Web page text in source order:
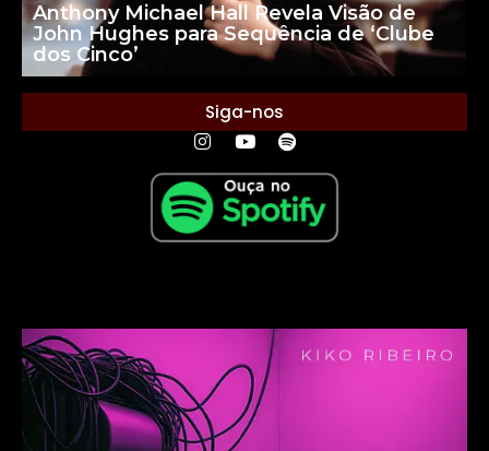
Anthony Michael Hall Revela Visão de
John Hughes para Sequência de ‘Clube
dos Cinco’
Siga-nos